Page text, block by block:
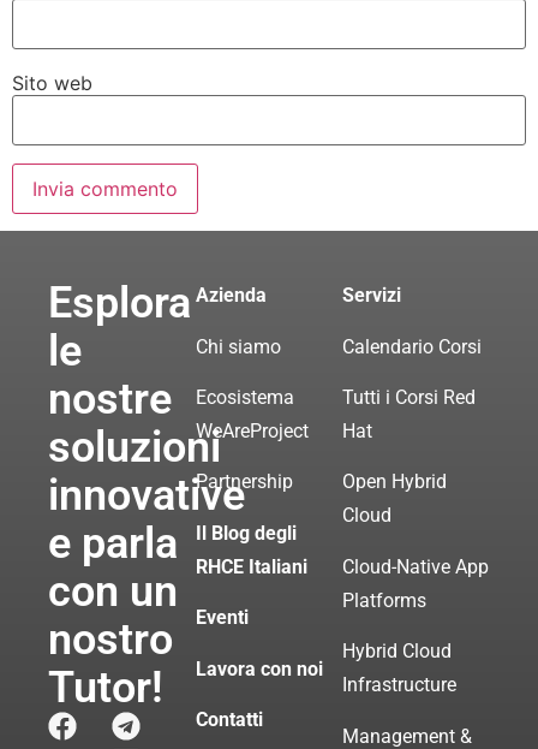
Sito web
Esplora
le
nostre
soluzioni
innovative
e parla
con un
nostro
Tutor!
Azienda
Chi siamo
Ecosistema
WeAreProject
Partnership
Il Blog degli
RHCE Italiani
Eventi
Lavora con noi
Contatti
Servizi
Calendario Corsi
Tutti i Corsi Red
Hat
Open Hybrid
Cloud
Cloud-Native App
Platforms
Hybrid Cloud
Infrastructure
Management &